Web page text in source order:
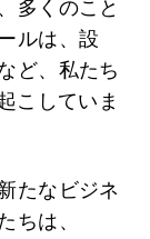
多くのこと
ルは、設
ど、私たち
こしていま
たなビジネ
ちは、